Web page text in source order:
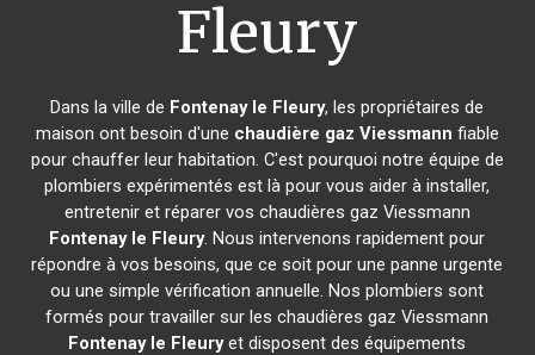
Fleury
Dans la ville de Fontenay le Fleury, les propriétaires de
maison ont besoin d'une chaudière gaz Viessmann fiable
pour chauffer leur habitation. C'est pourquoi notre équipe de
plombiers expérimentés est là pour vous aider à installer,
entretenir et réparer vos chaudières gaz Viessmann
Fontenay le Fleury. Nous intervenons rapidement pour
répondre à vos besoins, que ce soit pour une panne urgente
ou une simple vérification annuelle. Nos plombiers sont
formés pour travailler sur les chaudières gaz Viessmann
Fontenay le Fleuryet disposent des équipements